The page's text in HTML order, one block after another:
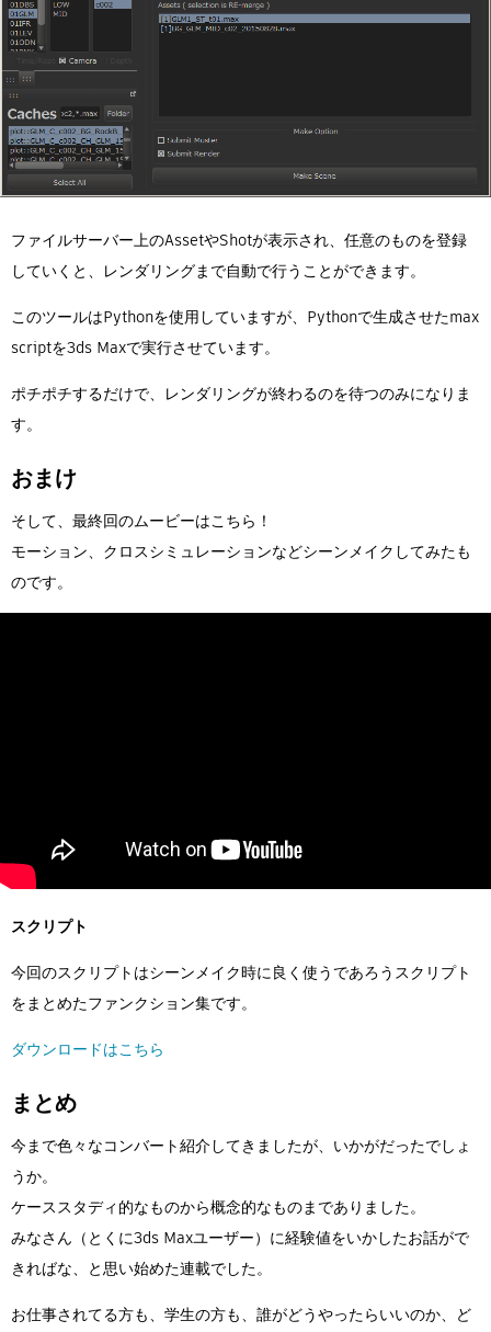
ファイルサーバー上のAssetやShotが表示され、任意のものを登録
していくと、レンダリングまで自動で行うことができます。
このツールはPythonを使用していますが、Pythonで生成させたmax
scriptを3ds Maxで実行させています。
ポチポチするだけで、レンダリングが終わるのを待つのみになりま
す。
おまけ
そして、最終回のムービーはこちら！
モーション、クロスシミュレーションなどシーンメイクしてみたも
のです。
スクリプト
今回のスクリプトはシーンメイク時に良く使うであろうスクリプト
をまとめたファンクション集です。
ダウンロードはこちら
まとめ
今まで色々なコンバート紹介してきましたが、いかがだったでしょ
うか。
ケーススタディ的なものから概念的なものまでありました。
みなさん（とくに3ds Maxユーザー）に経験値をいかしたお話がで
きればな、と思い始めた連載でした。
お仕事されてる方も、学生の方も、誰がどうやったらいいのか、ど